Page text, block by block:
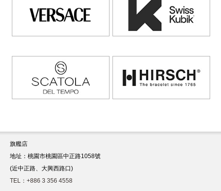
旗艦店
地址：桃園市桃園區中正路1058號
(近中正路、大興西路口)
TEL：+886 3 356 4558